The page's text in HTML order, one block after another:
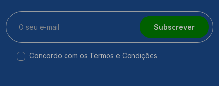
Subscrever
Concordo com os Termos e Condições